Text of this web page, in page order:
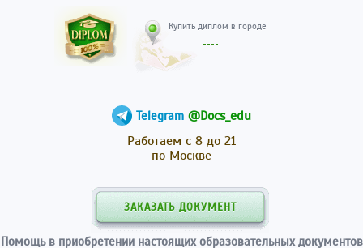
Telegram @Docs_edu
Работаем с 8 до 21
по Москве
ЗАКАЗАТЬ ДОКУМЕНТ
Помощь в приобретении настоящих образовательных документов